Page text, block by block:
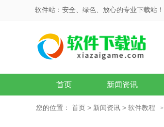
软件站：安全、绿色、放心的专业下载站！
首页 新闻资讯
您的位置： 首页 > 新闻资讯 > 软件教程 >